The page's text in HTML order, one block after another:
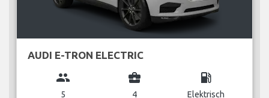
AUDI E-TRON ELECTRIC
group
5
business_center
4
local_gas_station
Elektrisch